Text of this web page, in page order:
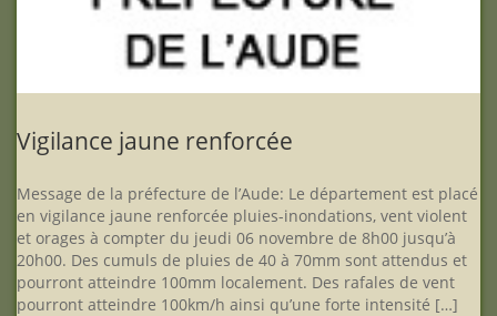
Vigilance jaune renforcée
Message de la préfecture de l’Aude: Le département est placé
en vigilance jaune renforcée pluies-inondations, vent violent
et orages à compter du jeudi 06 novembre de 8h00 jusqu’à
20h00. Des cumuls de pluies de 40 à 70mm sont attendus et
pourront atteindre 100mm localement. Des rafales de vent
pourront atteindre 100km/h ainsi qu’une forte intensité […]